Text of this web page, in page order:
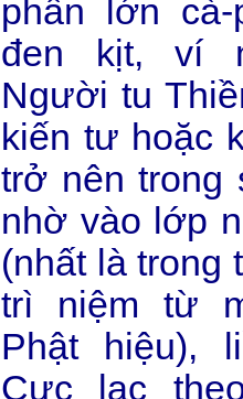
phần lớn
đen kịt, ví
Người tu
kiến tư hoặc
trở nên trong
nhờ vào lớp
(nhất là trong
trì niệm từ
Phật hiệu),
Cực lạc